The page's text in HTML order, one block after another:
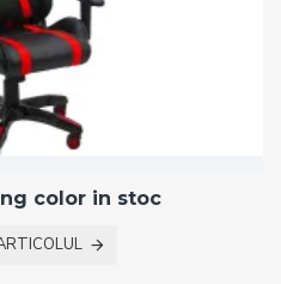
color in stoc